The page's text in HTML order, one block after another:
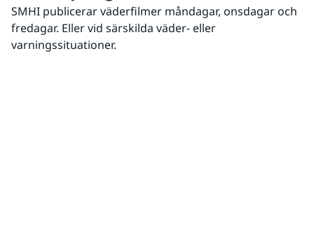
SMHI publicerar väderfilmer måndagar, onsdagar och
fredagar. Eller vid särskilda väder- eller
varningssituationer.